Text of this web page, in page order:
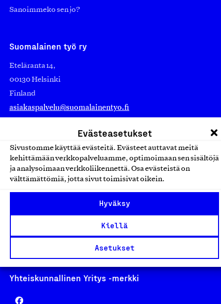
Evästeasetukset
Sivustomme käyttää evästeitä. Evästeet auttavat meitä
kehittämään verkkopalveluamme, optimoimaan sen sisältöjä
ja analysoimaan verkkoliikennettä. Osa evästeistä on
välttämättömiä, jotta sivut toimisivat oikein.
Hyväksy
Kiellä
Asetukset
Sanoimmeko sen jo?
Suomalainen työ ry
Eteläranta 14,
00130 Helsinki
Finland
asiakaspalvelu@suomalainentyo.fi
Avainlippu
Yhteiskunnallinen Yritys -merkki